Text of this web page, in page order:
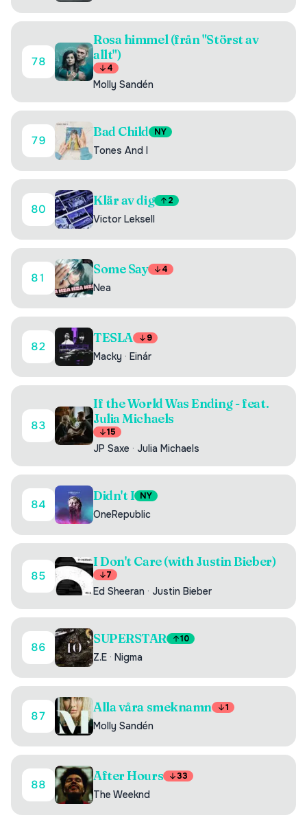
78
Rosa himmel (från "Störst av
allt")
4
Molly Sandén
79
Bad Child NY
Tones And I
80
Klär av dig 2
Victor Leksell
81
Some Say 4
Nea
82
TESLA 9
Macky · Einár
83
If the World Was Ending - feat.
Julia Michaels
15
JP Saxe · Julia Michaels
84
Didn't I NY
OneRepublic
85
I Don't Care (with Justin Bieber)
7
Ed Sheeran · Justin Bieber
86
SUPERSTAR 10
Z.E · Nigma
87
Alla våra smeknamn 1
Molly Sandén
88
After Hours 33
The Weeknd